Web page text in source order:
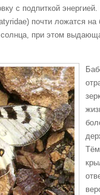
с подпиткой
почти ложатся
солнца, при этом